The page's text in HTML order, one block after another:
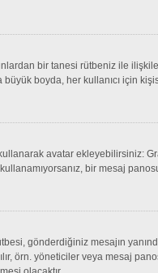
bir tanesi rütbeniz ile
boyda, her kullanıcı için
avatar ekleyebilirsiniz:
bir mesaj
gönderdiğiniz mesajın
örn. yöneticiler veya mesaj